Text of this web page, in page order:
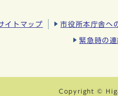
イトマップ 市役所本庁舎へ
緊急時の
Copyright ©